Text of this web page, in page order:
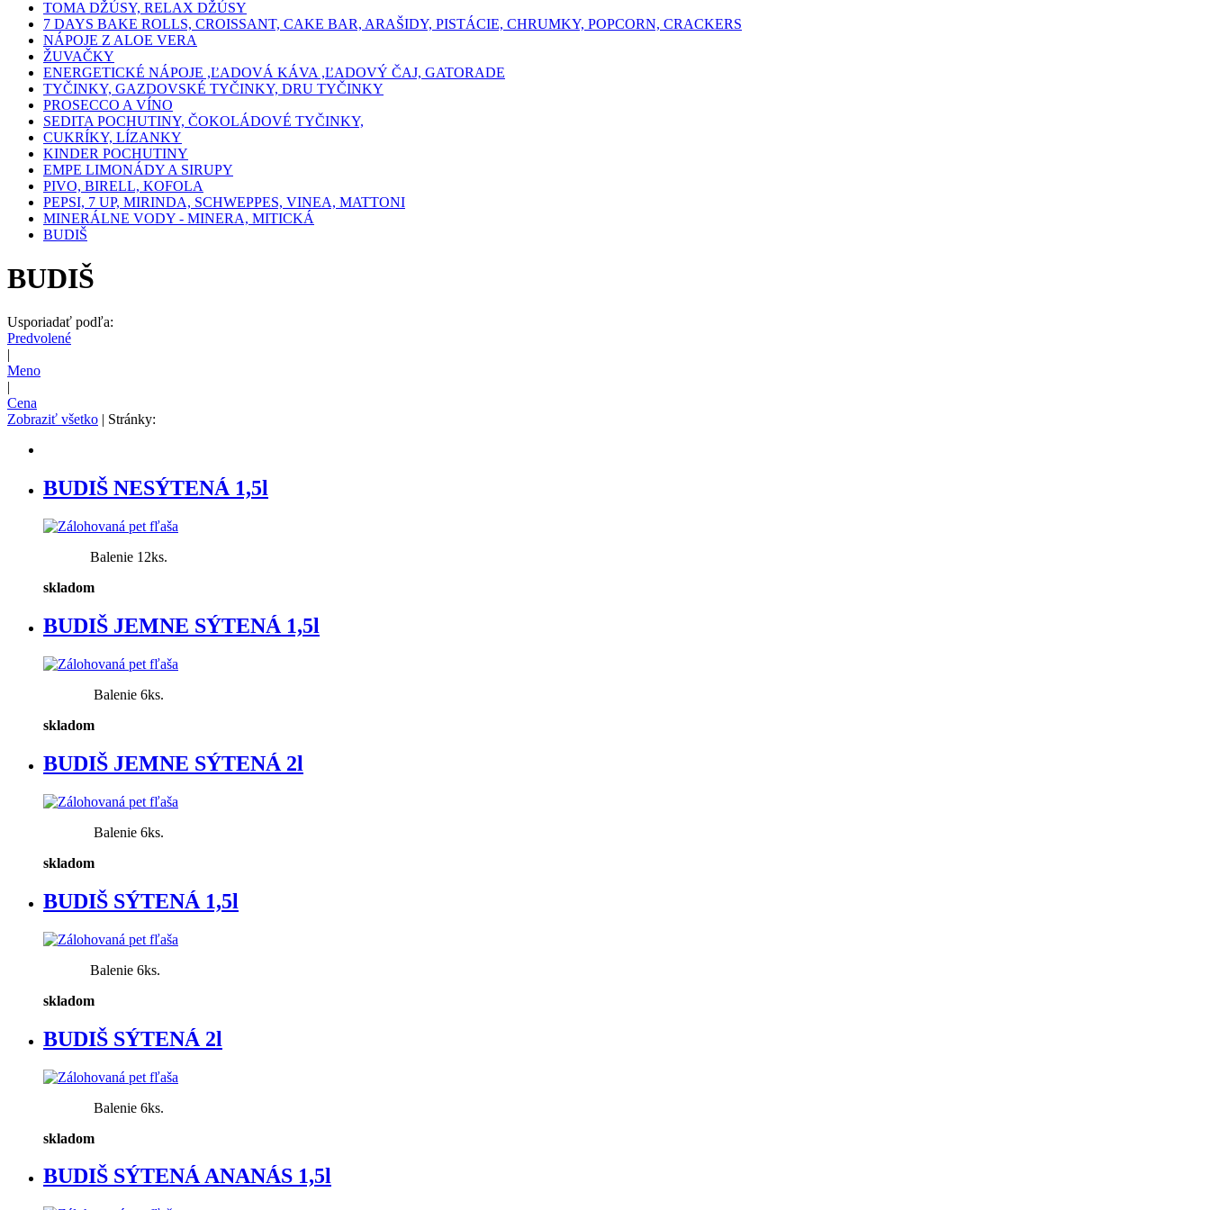
TOMA DŽÚSY, RELAX DŽÚSY
7 DAYS BAKE ROLLS, CROISSANT, CAKE BAR, ARAŠIDY, PISTÁCIE, CHRUMKY, POPCORN, CRACKERS
NÁPOJE Z ALOE VERA
ŽUVAČKY
ENERGETICKÉ NÁPOJE ,ĽADOVÁ KÁVA ,ĽADOVÝ ČAJ, GATORADE
TYČINKY, GAZDOVSKÉ TYČINKY, DRU TYČINKY
PROSECCO A VÍNO
SEDITA POCHUTINY, ČOKOLÁDOVÉ TYČINKY,
CUKRÍKY, LÍZANKY
KINDER POCHUTINY
EMPE LIMONÁDY A SIRUPY
PIVO, BIRELL, KOFOLA
PEPSI, 7 UP, MIRINDA, SCHWEPPES, VINEA, MATTONI
MINERÁLNE VODY - MINERA, MITICKÁ
BUDIŠ
BUDIŠ
Usporiadať podľa:
Predvolené
Meno
Cena
Zobraziť všetko | Stránky:
BUDIŠ NESÝTENÁ 1,5l
Balenie 12ks.
skladom
BUDIŠ JEMNE SÝTENÁ 1,5l
Balenie 6ks.
skladom
BUDIŠ JEMNE SÝTENÁ 2l
Balenie 6ks.
skladom
BUDIŠ SÝTENÁ 1,5l
Balenie 6ks.
skladom
BUDIŠ SÝTENÁ 2l
Balenie 6ks.
skladom
BUDIŠ SÝTENÁ ANANÁS 1,5l